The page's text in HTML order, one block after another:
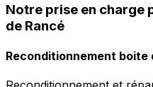
Notre prise en charge
de Rancé
Reconditionnement boite